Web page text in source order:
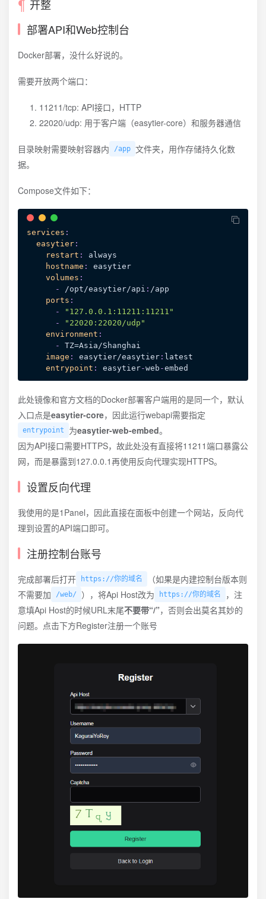
开整
部署API和Web控制台
Docker部署，没什么好说的。
需要开放两个端口：
11211/tcp: API接口，HTTP
22020/udp: 用于客户端（easytier-core）和服务器通信
目录映射需要映射容器内 /app 文件夹，用作存储持久化数
据。
Compose文件如下：
services :
easytier :
restart :
always
hostname :
easytier
volumes :
-
/opt/easytier/api : /app
ports :
-
"127.0.0.1:11211:11211"
-
"22020:22020/udp"
environment :
-
TZ=Asia/Shanghai
image : easytier/easytier : latest
entrypoint : easytier-web -
此处镜像和官方文档的Docker部署客户端用的是同一个，默认
入口点是easytier-core，因此运行webapi需要指定
entrypoint 为easytier-web-embed。
因为API接口需要HTTPS，故此处没有直接将11211端口暴露公
网，而是暴露到127.0.0.1再使用反向代理实现HTTPS。
设置反向代理
我使用的是1Panel，因此直接在面板中创建一个网站，反向代
理到设置的API端口即可。
注册控制台账号
完成部署后打开 https://你的域名
（如果是内建控制台版本则
不需要加
/web/ ），将Api Host改为 https://你的域名
，注
意填Api Host的时候URL末尾不要带“/”，否则会出莫名其妙的
问题。点击下方Register注册一个账号